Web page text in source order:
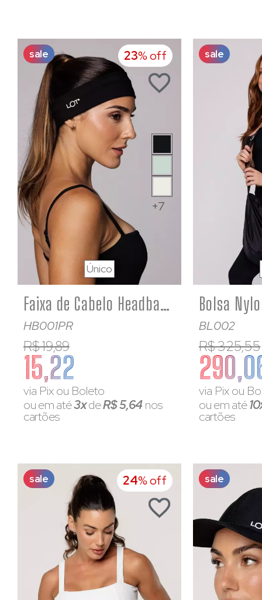
sale 23% off
+7
Faixa de Cabelo Headband Preta Poliamida
HB001PR
R$ 19,89
15,22
via Pix ou Boleto
ou em até3xdeR$ 5,64nos
cartões
Único
sale
BL002
R$ 325,55
via Pix ou
ou em até
cartões
sale 24% off sale